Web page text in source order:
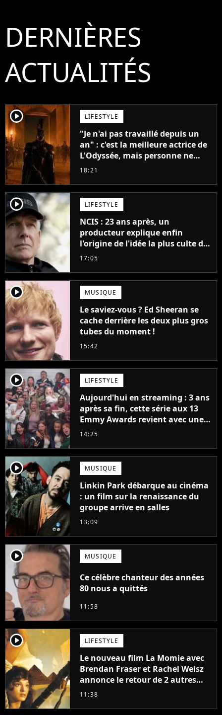
DERNIÈRES
ACTUALITÉS
player2 LIFESTYLE
"Je n'ai pas travaillé depuis un
an" : c'est la meilleure actrice de
L'Odyssée, mais personne ne
veut lui donner de rôle au
18:21
player2 LIFESTYLE
NCIS : 23 ans après, un
producteur explique enfin
l'origine de l'idée la plus culte de
la série (et on ne parle pas du
17:05
player2 MUSIQUE
Le saviez-vous ? Ed Sheeran se
cache derrière les deux plus gros
tubes du moment !
15:42
player2 LIFESTYLE
Aujourd'hui en streaming : 3 ans
après sa fin, cette série aux 13
Emmy Awards revient avec une
suite... totalement différente
14:25
player2 MUSIQUE
Linkin Park débarque au cinéma
: un film sur la renaissance du
groupe arrive en salles
13:09
player2 MUSIQUE
Ce célèbre chanteur des années
80 nous a quittés
11:58
player2 LIFESTYLE
Le nouveau film La Momie avec
Brendan Fraser et Rachel Weisz
annonce le retour de 2 autres
personnages emblématiques de
11:38